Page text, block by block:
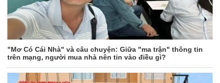
"Mơ Có Cái Nhà" và câu chuyện: Giữa "ma trận" thông tin
trên mạng, người mua nhà nên tin vào điều gì?